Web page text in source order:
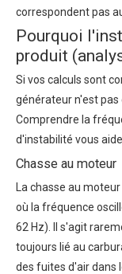
correspondent pas
Pourquoi
produit
Si vos calculs sont
générateur n'est pas
Comprendre la
d'instabilité vous
Chasse au moteur
La chasse au
où la fréquence
62 Hz). Il s'agit
toujours lié au
des fuites d'air dans